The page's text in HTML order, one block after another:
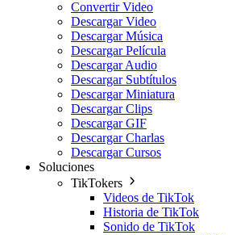
Convertir Video
Descargar Video
Descargar Música
Descargar Película
Descargar Audio
Descargar Subtítulos
Descargar Miniatura
Descargar Clips
Descargar GIF
Descargar Charlas
Descargar Cursos
Soluciones
TikTokers
Videos de TikTok
Historia de TikTok
Sonido de TikTok